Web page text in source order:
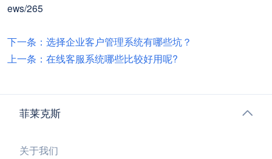
ews/265
下一条：选择企业客户管理系统有哪些坑？
上一条：在线客服系统哪些比较好用呢?
菲莱克斯
关于我们